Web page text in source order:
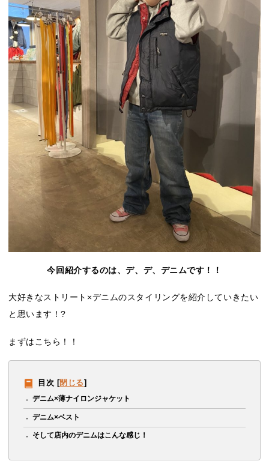
今回紹介するのは、デ、デ、デニムです！！
大好きなストリート×デニムのスタイリングを紹介していきたい
と思います！?
まずはこちら！！
目次 [閉じる]
デニム×薄ナイロンジャケット
デニム×ベスト
そして店内のデニムはこんな感じ！